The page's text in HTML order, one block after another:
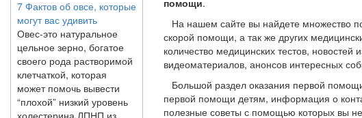
могут вас удивить
Овес-это натуральное
цельное зерно, богатое
своего рода растворимой
клетчаткой, которая
может помочь вывести
“плохой” низкий уровень
холестерина ЛПНП из
вашего организма....
На нашем сайте вы найдете множество
скорой помощи, а так же других
количество медицинских тестов,
видеоматериалов, анонсов интересных
Большой раздел оказания первой
первой помощи детям, информация о
полезные советы с помощью которых вы